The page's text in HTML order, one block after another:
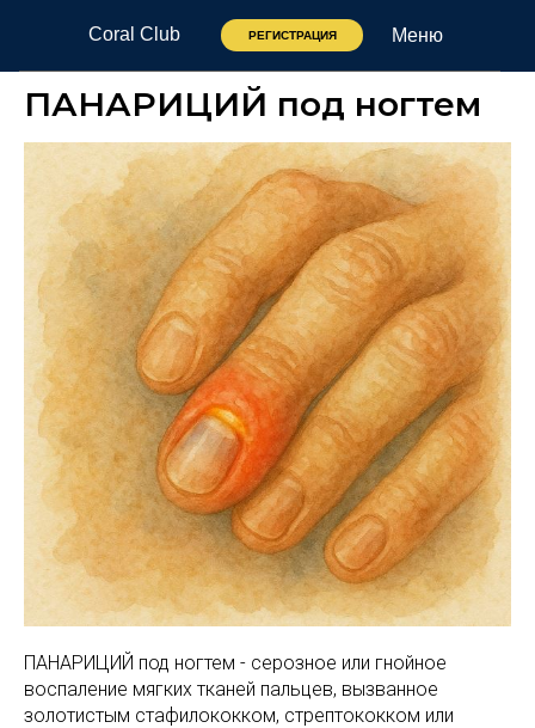
Coral Club Меню
РЕГИСТРАЦИЯ
ПАНАРИЦИЙ под ногтем
ПАНАРИЦИЙ под ногтем - серозное или гнойное
воспаление мягких тканей пальцев, вызванное
золотистым стафилококком, стрептококком или